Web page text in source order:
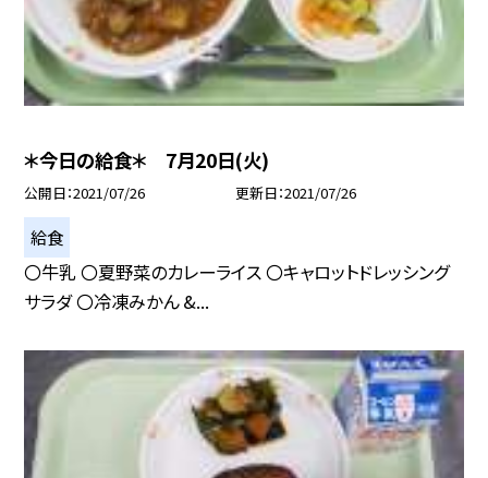
＊今日の給食＊ 7月20日(火)
公開日 2021/07/26 更新日 2021/07/26
給食
〇牛乳 〇夏野菜のカレーライス 〇キャロットドレッシング
サラダ 〇冷凍みかん &...